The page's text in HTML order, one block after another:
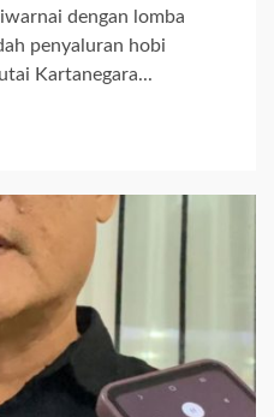
dengan lomba
penyaluran hobi
Kartanegara...